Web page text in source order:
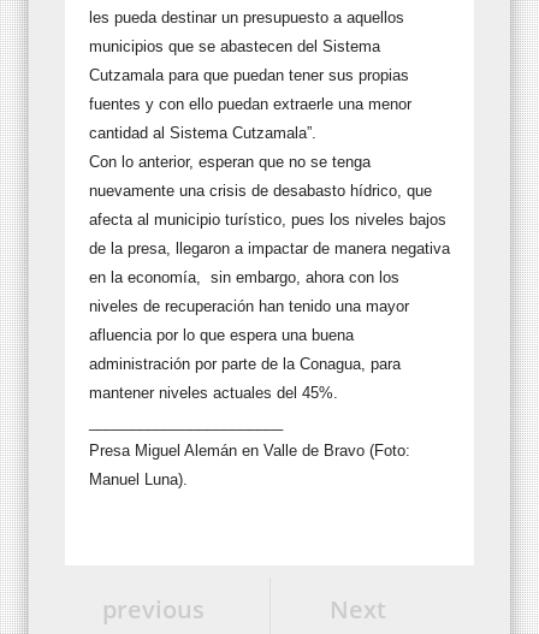
les pueda destinar un presupuesto a aquellos
municipios que se abastecen del Sistema
Cutzamala para que puedan tener sus propias
fuentes y con ello puedan extraerle una menor
cantidad al Sistema Cutzamala”.
Con lo anterior, esperan que no se tenga
nuevamente una crisis de desabasto hídrico, que
afecta al municipio turístico, pues los niveles bajos
de la presa, llegaron a impactar de manera negativa
en la economía, sin embargo, ahora con los
niveles de recuperación han tenido una mayor
afluencia por lo que espera una buena
administración por parte de la Conagua, para
mantener niveles actuales del 45%.
Presa Miguel Alemán en Valle de Bravo (Foto:
Manuel Luna).
Next
previous